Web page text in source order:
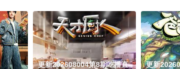
更新202608004第8期吃播直
更新